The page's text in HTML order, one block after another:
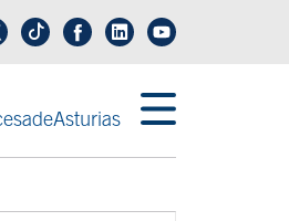
Síguenos en tiktokSíguenos en linkedin